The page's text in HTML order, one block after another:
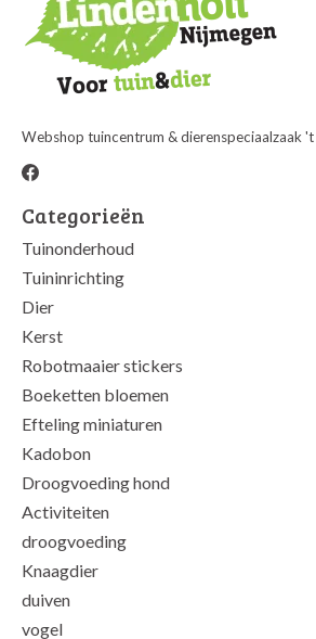
Webshop tuincentrum & dierenspeciaalzaak
Categorieën
Tuinonderhoud
Tuininrichting
Dier
Kerst
Robotmaaier stickers
Boeketten bloemen
Efteling miniaturen
Kadobon
Droogvoeding hond
Activiteiten
droogvoeding
Knaagdier
duiven
vogel